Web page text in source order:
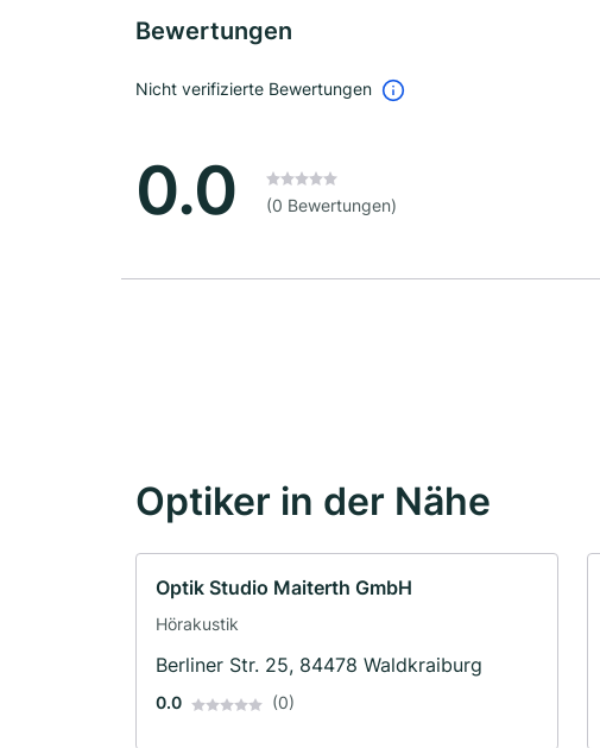
Bewertungen
Nicht verifizierte Bewertungen
0.0 (0 Bewertungen)
Optiker in der Nähe
Optik Studio Maiterth GmbH
Hörakustik
Berliner Str. 25, 84478 Waldkraiburg
0.0 (0)